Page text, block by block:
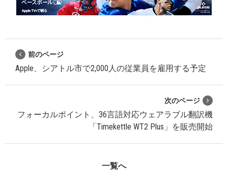
前のページ
Apple、シアトル市で2,000人の従業員を雇用する予定
次のページ
フォーカルポイント、36言語対応ウェアラブル翻訳機
「Timekettle WT2 Plus」を販売開始
一覧へ